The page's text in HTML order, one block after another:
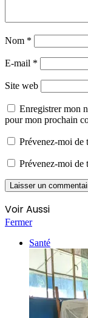
Nom *
E-mail *
Site web
Enregistrer mon
pour mon prochain
Prévenez-moi de
Prévenez-moi de
Voir Aussi
Fermer
Santé